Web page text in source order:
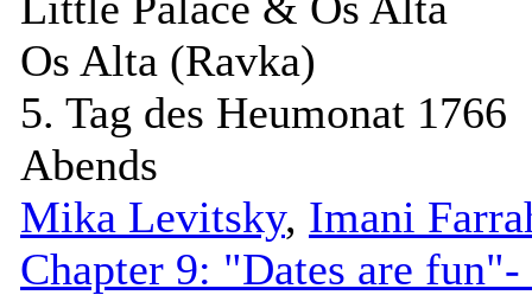
Os Alta (Ravka)
5. Tag des Heumonat 1766
Abends
Mika Levitsky, Imani
Chapter 9: "Dates are